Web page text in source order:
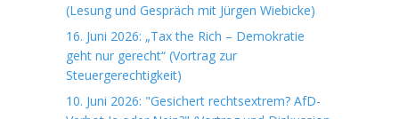
(Lesung und Gespräch mit Jürgen Wiebicke)
16. Juni 2026: „Tax the Rich – Demokratie
geht nur gerecht“ (Vortrag zur
Steuergerechtigkeit)
10. Juni 2026: "Gesichert rechtsextrem? AfD-